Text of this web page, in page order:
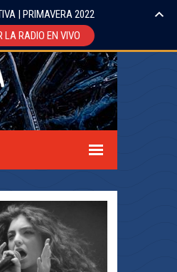
| PRIMAVERA 2022
LA RADIO EN VIVO